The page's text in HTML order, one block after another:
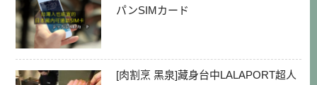
パンSIMカード
[肉割烹 黑泉]藏身台中LALAPORT超人